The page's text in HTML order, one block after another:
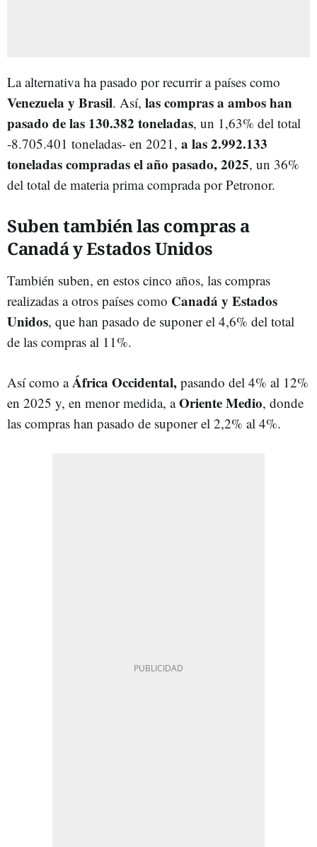
La alternativa ha pasado por recurrir a países como
Venezuela y Brasil. Así, las compras a ambos han
pasado de las 130.382 toneladas, un 1,63% del total
-8.705.401 toneladas- en 2021, a las 2.992.133
toneladas compradas el año pasado, 2025, un 36%
del total de materia prima comprada por Petronor.
Suben también las compras a
Canadá y Estados Unidos
También suben, en estos cinco años, las compras
realizadas a otros países como Canadá y Estados
Unidos, que han pasado de suponer el 4,6% del total
de las compras al 11%.
Así como aÁfrica Occidental, pasando del 4% al 12%
en 2025 y, en menor medida, aOriente Medio, donde
las compras han pasado de suponer el 2,2% al 4%.